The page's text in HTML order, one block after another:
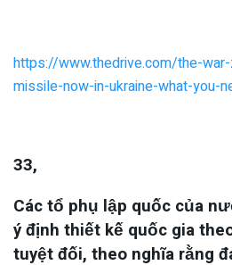
https://www.thedrive.com/the-
missile-now-in-ukraine-what-you-
33,
Các tổ phụ lập quốc của
ý định thiết kế quốc gia
tuyệt đối, theo nghĩa rằng